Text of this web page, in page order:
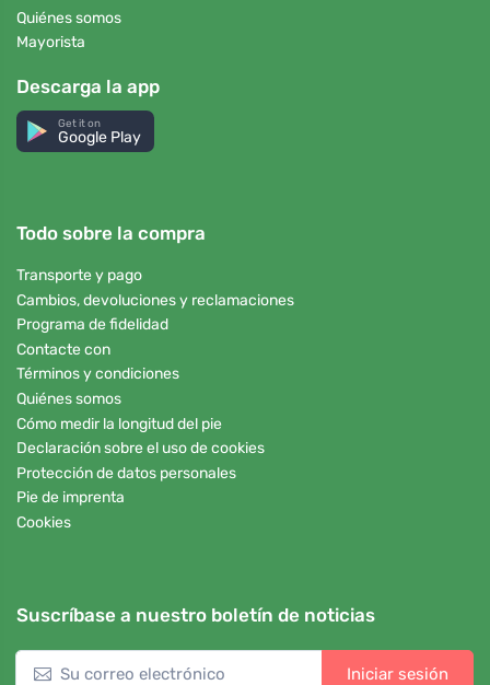
Quiénes somos
Mayorista
Descarga la app
Get it on
Google Play
Todo sobre la compra
Transporte y pago
Cambios, devoluciones y reclamaciones
Programa de fidelidad
Contacte con
Términos y condiciones
Quiénes somos
Cómo medir la longitud del pie
Declaración sobre el uso de cookies
Protección de datos personales
Pie de imprenta
Cookies
Suscríbase a nuestro boletín de noticias
Iniciar sesión